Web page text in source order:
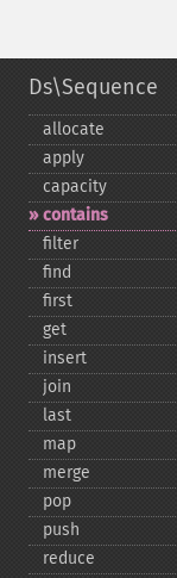
Ds\Sequence
allocate
apply
capacity
contains
filter
find
first
get
insert
join
last
map
merge
pop
push
reduce